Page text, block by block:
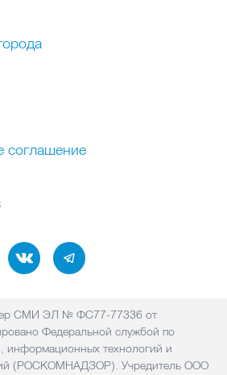
соглашение
СМИ ЭЛ № ФС77-77336 от
Федеральной службой по
информационных технологий и
(РОСКОМНАДЗОР). Учредитель ООО